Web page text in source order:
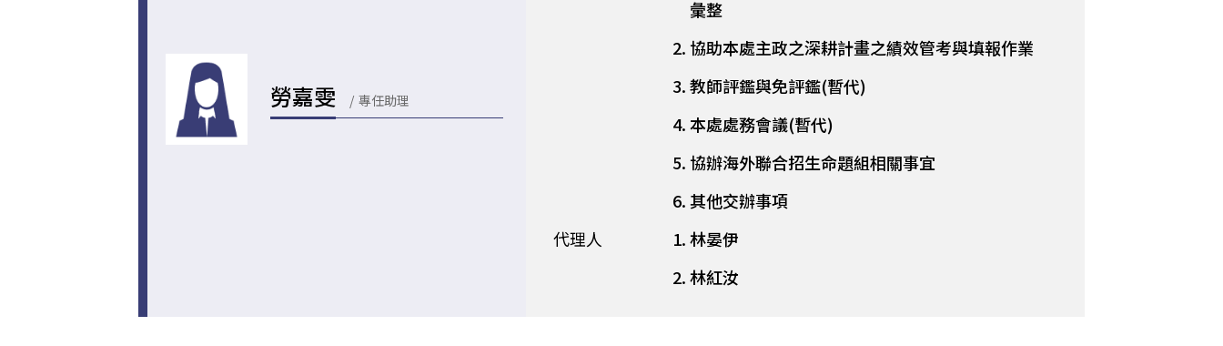
勞嘉雯 專任助理
彙整
協助本處主政之深耕計畫之績效管考與填報作業
教師評鑑與免評鑑(暫代)
本處處務會議(暫代)
協辦海外聯合招生命題組相關事宜
其他交辦事項
代理人
林晏伊
林紅汝